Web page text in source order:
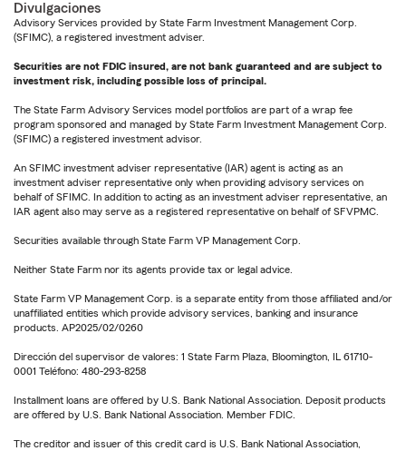
Divulgaciones
Advisory Services provided by State Farm Investment Management Corp.
(SFIMC), a registered investment adviser.
Securities are not FDIC insured, are not bank guaranteed and are subject to
investment risk, including possible loss of principal.
The State Farm Advisory Services model portfolios are part of a wrap fee
program sponsored and managed by State Farm Investment Management Corp.
(SFIMC) a registered investment advisor.
An SFIMC investment adviser representative (IAR) agent is acting as an
investment adviser representative only when providing advisory services on
behalf of SFIMC. In addition to acting as an investment adviser representative, an
IAR agent also may serve as a registered representative on behalf of SFVPMC.
Securities available through State Farm VP Management Corp.
Neither State Farm nor its agents provide tax or legal advice.
State Farm VP Management Corp. is a separate entity from those affiliated and/or
unaffiliated entities which provide advisory services, banking and insurance
products. AP2025/02/0260
Dirección del supervisor de valores: 1 State Farm Plaza, Bloomington, IL 61710-
0001 Teléfono: 480-293-8258
Installment loans are offered by U.S. Bank National Association. Deposit products
are offered by U.S. Bank National Association. Member FDIC.
The creditor and issuer of this credit card is U.S. Bank National Association,